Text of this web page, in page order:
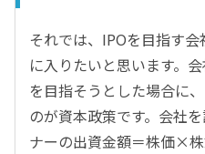
それでは、IPOを目指す
に入りたいと思います。
を目指そうとした場合に
のが資本政策です。会社
ナーの出資金額＝株価×